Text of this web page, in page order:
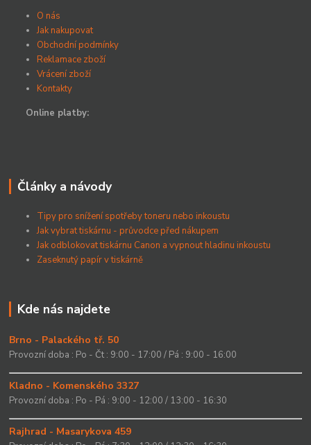
O nás
Jak nakupovat
Obchodní podmínky
Reklamace zboží
Vrácení zboží
Kontakty
Online platby:
Články a návody
Tipy pro snížení spotřeby toneru nebo inkoustu
Jak vybrat tiskárnu - průvodce před nákupem
Jak odblokovat tiskárnu Canon a vypnout hladinu inkoustu
Zaseknutý papír v tiskárně
Kde nás najdete
Brno - Palackého tř. 50
Provozní doba : Po - Čt : 9:00 - 17:00 / Pá : 9:00 - 16:00
Kladno - Komenského 3327
Provozní doba : Po - Pá : 9:00 - 12:00 / 13:00 - 16:30
Rajhrad - Masarykova 459